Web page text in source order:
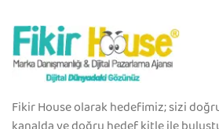
Fikir House olarak hedefimiz; sizi